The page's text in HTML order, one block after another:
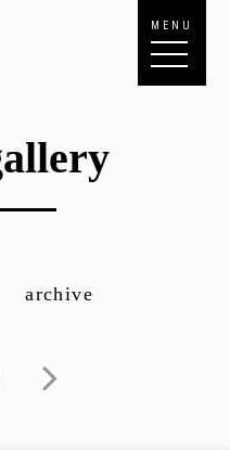
MENU
archive